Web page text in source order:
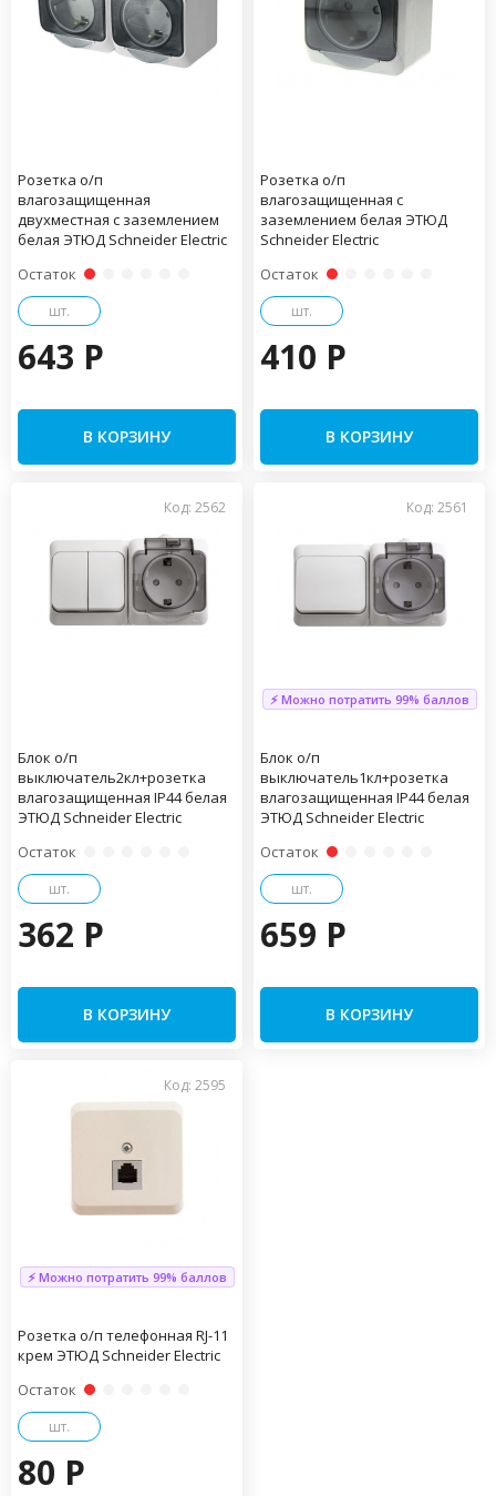
Розетка о/п
влагозащищенная
двухместная с заземлением
белая ЭТЮД Schneider Electric
Остаток
шт.
643 P
В КОРЗИНУ
Розетка о/п
влагозащищенная с
заземлением белая ЭТЮД
Schneider Electric
Остаток
шт.
410 P
В КОРЗИНУ
Код: 2562
Блок о/п
выключатель2кл+розетка
влагозащищенная IP44 белая
ЭТЮД Schneider Electric
Остаток
шт.
362 P
В КОРЗИНУ
Код: 2561
⚡ Можно потратить 99% баллов
Блок о/п
выключатель1кл+розетка
влагозащищенная IP44 белая
ЭТЮД Schneider Electric
Остаток
шт.
659 P
В КОРЗИНУ
Код: 2595
⚡ Можно потратить 99% баллов
Розетка о/п телефонная RJ-11
крем ЭТЮД Schneider Electric
Остаток
шт.
80 P